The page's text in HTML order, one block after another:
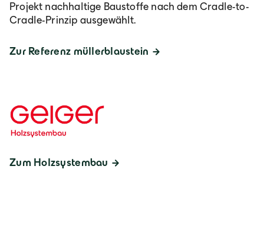
Zum Holzsystembau
Projekt nachhaltige Baustoffe nach dem Cradle-to-
Cradle-Prinzip ausgewählt.
Zur Referenz müllerblaustein